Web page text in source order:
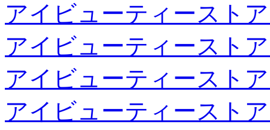
アイビューティースト
アイビューティースト
アイビューティースト
アイビューティースト